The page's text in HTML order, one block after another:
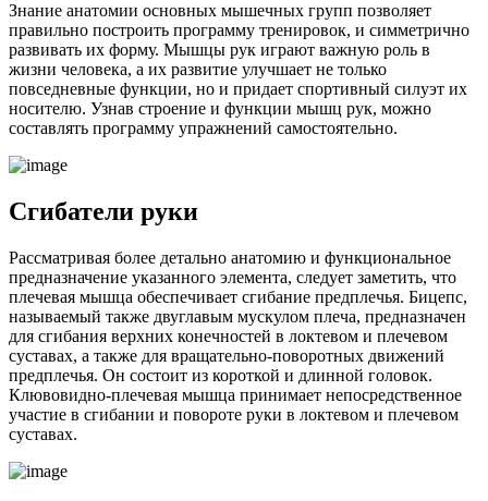
Знание анатомии основных мышечных групп позволяет
правильно построить программу тренировок, и симметрично
развивать их форму. Мышцы рук играют важную роль в
жизни человека, а их развитие улучшает не только
повседневные функции, но и придает спортивный силуэт их
носителю. Узнав строение и функции мышц рук, можно
составлять программу упражнений самостоятельно.
Сгибатели руки
Рассматривая более детально анатомию и функциональное
предназначение указанного элемента, следует заметить, что
плечевая мышца обеспечивает сгибание предплечья. Бицепс,
называемый также двуглавым мускулом плеча, предназначен
для сгибания верхних конечностей в локтевом и плечевом
суставах, а также для вращательно-поворотных движений
предплечья. Он состоит из короткой и длинной головок.
Клювовидно-плечевая мышца принимает непосредственное
участие в сгибании и повороте руки в локтевом и плечевом
суставах.